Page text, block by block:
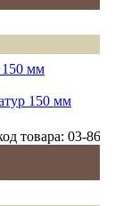
150 мм
товара: 03-86